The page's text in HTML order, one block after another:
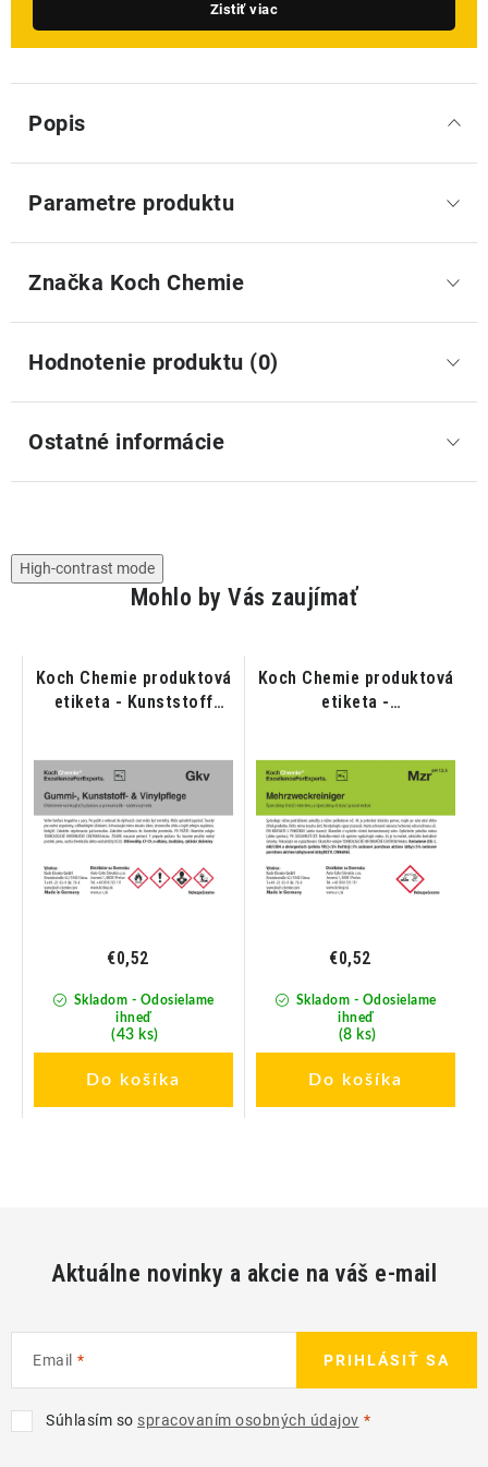
Zistiť viac
Popis
Parametre produktu
Značka Koch Chemie
Hodnotenie produktu (0)
Ostatné informácie
High-contrast mode
Mohlo by Vás zaujímať
Koch Chemie produktová
etiketa - Kunststoff
pneumatík matné
Skladom - Odosielame
ihneď
(43 ks)
€0,52
Do košíka
Koch Chemie produktová
etiketa -
Skladom - Odosielame
ihneď
(8 ks)
€0,52
Do košíka
Aktuálne novinky a akcie na váš e-mail
Email
Súhlasím so spracovaním osobných údajov
PRIHLÁSIŤ SA